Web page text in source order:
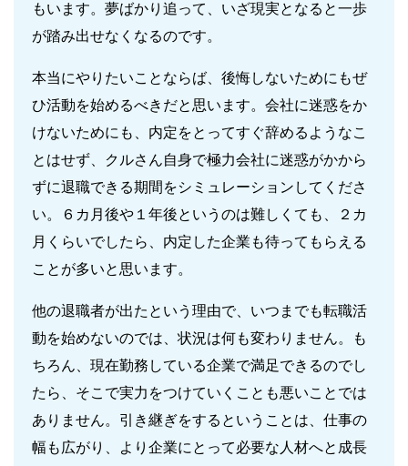
もいます。夢ばかり追って、いざ現実となると一歩
が踏み出せなくなるのです。
本当にやりたいことならば、後悔しないためにもぜ
ひ活動を始めるべきだと思います。会社に迷惑をか
けないためにも、内定をとってすぐ辞めるようなこ
とはせず、クルさん自身で極力会社に迷惑がかから
ずに退職できる期間をシミュレーションしてくださ
い。６カ月後や１年後というのは難しくても、２カ
月くらいでしたら、内定した企業も待ってもらえる
ことが多いと思います。
他の退職者が出たという理由で、いつまでも転職活
動を始めないのでは、状況は何も変わりません。も
ちろん、現在勤務している企業で満足できるのでし
たら、そこで実力をつけていくことも悪いことでは
ありません。引き継ぎをするということは、仕事の
幅も広がり、より企業にとって必要な人材へと成長